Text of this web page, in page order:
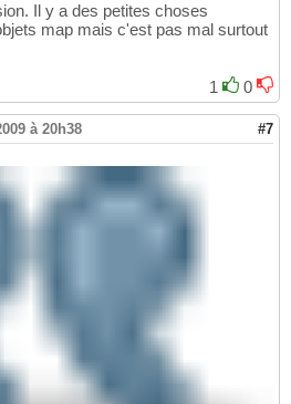
Il y a des petites choses
map mais c'est pas mal surtout
1
0
à 20h38 #7